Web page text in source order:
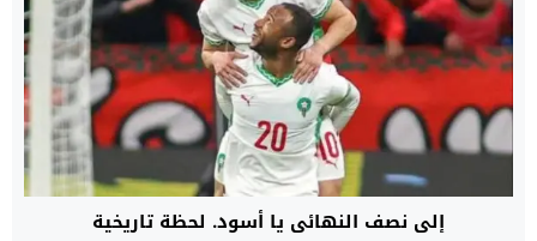
إلى نصف النهائي يا أسود. لحظة تاريخية